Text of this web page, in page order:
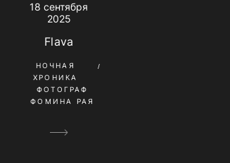
18 сентября
2025
Flava
НОЧНАЯ
ХРОНИКА
ФОТОГРАФ
ФОМИНА РАЯ